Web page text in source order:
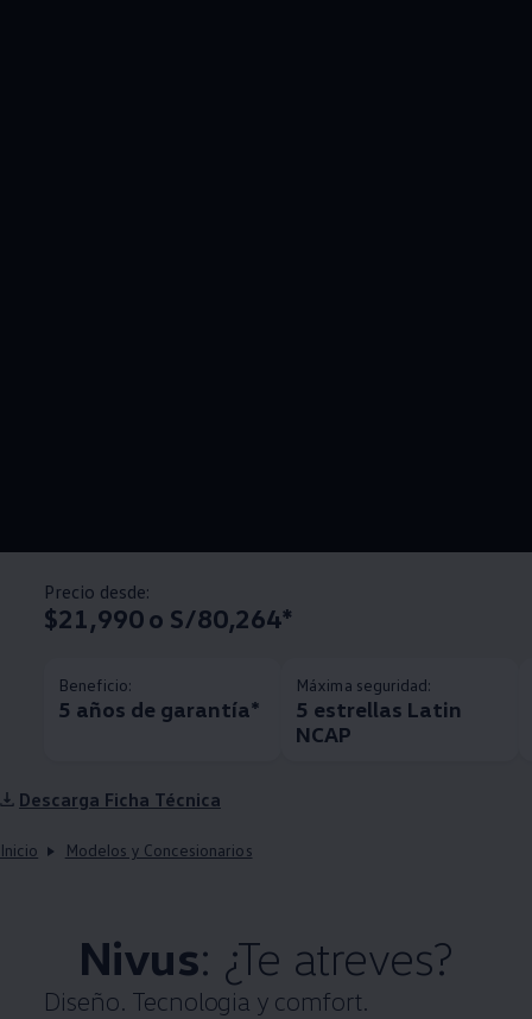
Precio desde:
$21,990 o S/80,264*
Beneficio:
5 años de garantía*
Máxima seguridad:
5 estrellas Latin
NCAP
Descarga Ficha Técnica
Inicio Modelos y Concesionarios
Nivus: ¿Te atreves?
Diseño. Tecnologia y comfort.